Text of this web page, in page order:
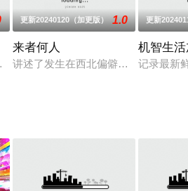
类节目。主持人王江月用“人本关爱”
更新20240120（加更版） 1.0
来者何人
讲述了发生在西北偏僻村落的一桩意
更新
机智生
记录最新